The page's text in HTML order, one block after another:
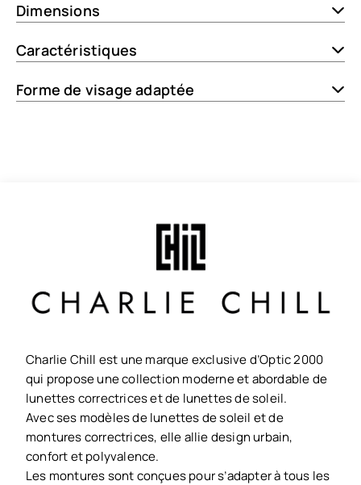
Dimensions
Caractéristiques
Forme de visage adaptée
Charlie Chill est une marque exclusive d’Optic 2000
qui propose une collection moderne et abordable de
lunettes correctrices et de lunettes de soleil.
Avec ses modèles de lunettes de soleil et de
montures correctrices, elle allie design urbain,
confort et polyvalence.
Les montures sont conçues pour s’adapter à tous les